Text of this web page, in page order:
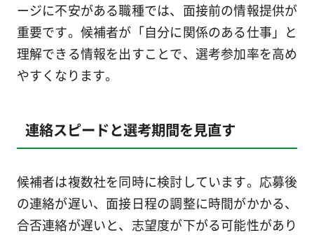
ージに不安がある職種では、面接前の情報提供が
重要です。候補者が「自分に関係のある仕事」と
理解できる情報を出すことで、選考参加率を高め
やすくなります。
連絡スピードと選考期間を見直す
候補者は複数社を同時に検討しています。応募後
の連絡が遅い、面接日程の調整に時間がかかる、
合否連絡が遅いと、志望度が下がる可能性があり